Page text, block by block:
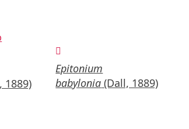
1889)
Epitonium
babylonia (Dall, 1889)